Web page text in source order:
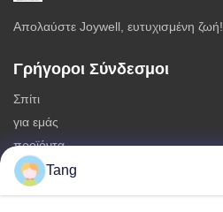
Απολαύστε Joywell, ευτυχισμένη ζωή!
Γρήγοροι Σύνδεσμοι
Σπίτι
για εμάς
προϊόντα
Επικοινωνήστε μαζί μας
Tang